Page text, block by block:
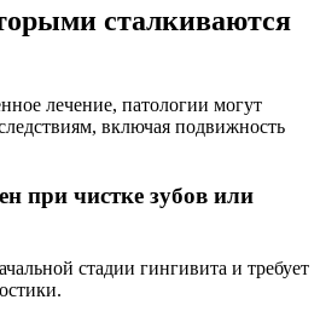
сталкиваются
лечение, патологии могут
включая подвижность
при чистке зубов или
стадии гингивита и требует